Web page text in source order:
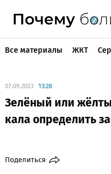
Все материалы ЖКТ
07.09.2023 13:28
Зелёный или
кала определить
Поделиться